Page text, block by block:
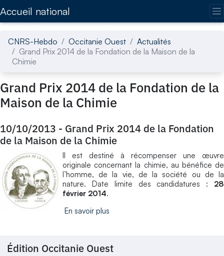
Accueil national
CNRS-Hebdo Occitanie Ouest
Actualités
Grand Prix 2014 de la Fondation de la Maison de la
Chimie
Grand Prix 2014 de la Fondation de la
Maison de la Chimie
10/10/2013 - Grand Prix 2014 de la Fondation
de la Maison de la Chimie
Il est destiné à récompenser une œuvre
originale concernant la chimie, au bénéfice de
l’homme, de la vie, de la société ou de la
nature. Date limite des candidatures : 28
février 2014.
En savoir plus
Édition Occitanie Ouest